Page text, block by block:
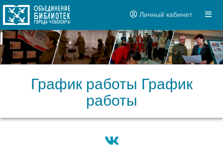
Личный кабинет
График работы График
работы